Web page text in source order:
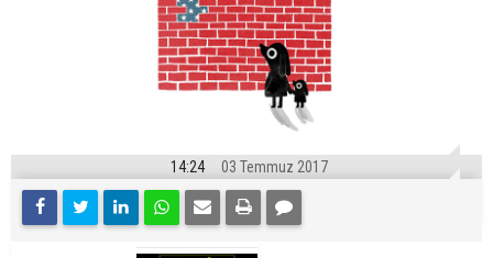
14:24 03 Temmuz 2017